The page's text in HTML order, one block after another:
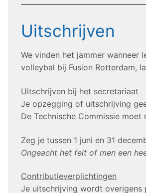
Uitschrijven
We vinden het jammer
volleybal bij Fusion Rotterdam,
Uitschrijven bij het secretariaat
Je opzegging of uitschrijving
De Technische Commissie
Zeg je tussen 1 juni en 31
Ongeacht het feit of men een
Contributieverplichtingen
Je uitschrijving wordt overigens